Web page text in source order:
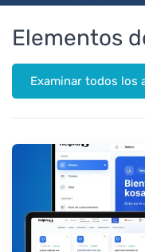
Elementos
Examinar todos los